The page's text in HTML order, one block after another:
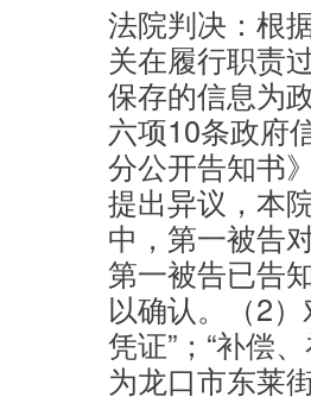
法院判决：根
关在履行职责
保存的信息为
六项10条政府
分公开告知书
提出异议，本
中，第一被告
第一被告已告
以确认。（2
凭证”；“补偿
为龙口市东莱